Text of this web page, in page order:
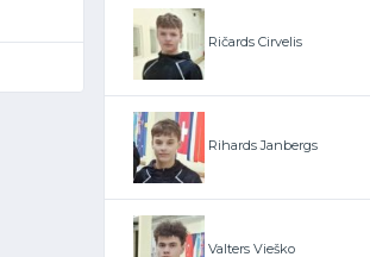
Ričards Cirvelis
Rihards Janbergs
Valters Vieško